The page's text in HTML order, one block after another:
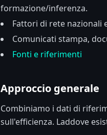
formazione/inferenza.
Fattori di rete nazionali
Comunicati stampa,
Fonti e riferimenti
Approccio generale
Combiniamo i dati di
sull'efficienza. Laddove